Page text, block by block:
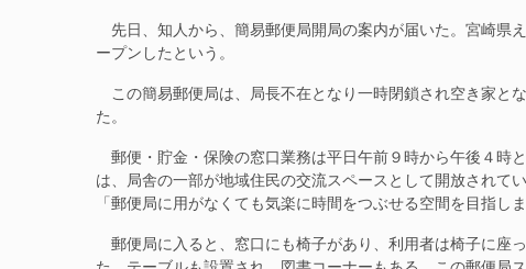
先日、知人から、簡易郵便局開局の案内が届いた。宮崎県
ープンしたという。
この簡易郵便局は、局長不在となり一時閉鎖され空き家と
た。
郵便・貯金・保険の窓口業務は平日午前９時から午後４時
は、局舎の一部が地域住民の交流スペースとして開放されて
「郵便局に用がなくても気楽に時間をつぶせる空間を目指し
郵便局に入ると、窓口にも椅子があり、利用者は椅子に座